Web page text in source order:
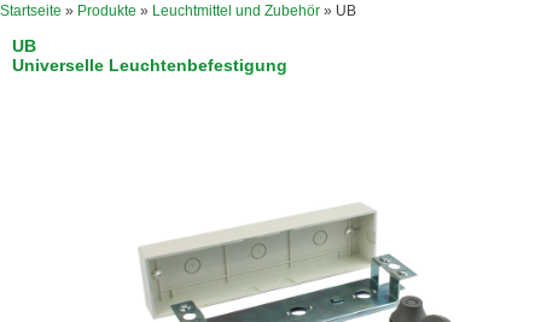
Startseite » Produkte » Leuchtmittel und Zubehör » UB
UB
Universelle Leuchtenbefestigung